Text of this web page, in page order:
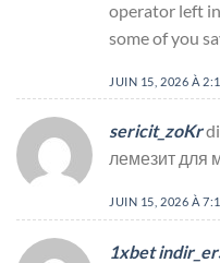
operator left
some of you
JUIN 15, 2026 À
sericit_zoKr
лемезит для
JUIN 15, 2026 À
1xbet